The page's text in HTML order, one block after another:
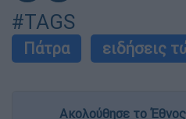
#TAGS
Πάτρα ειδήσεις
Ακολούθησε το